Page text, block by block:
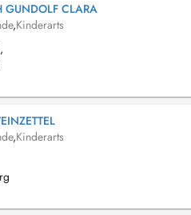
GUNDOLF CLARA
,Kinderarts
,Kinderarts